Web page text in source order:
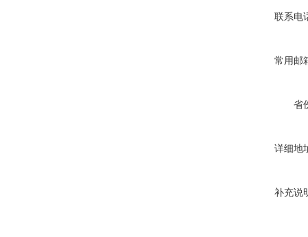
联系电
常用邮
省
详细地
补充说